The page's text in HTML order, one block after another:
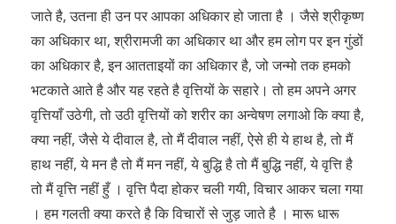
जाते है, उतना ही उन पर आपका अधिकार हो जाता है । जैसे श्रीकृष्ण
का अधिकार था, श्रीरामजी का अधिकार था और हम लोग पर इन गुंडों
का अधिकार है, इन आतताइयों का अधिकार है, जो जन्मो तक हमको
भटकाते आते है और यह रहते है वृत्तियों के सहारे। तो हम अपने अगर
वृत्तियाँ उठेगी, तो उठी वृत्तियों को शरीर का अन्वेषण लगाओ कि क्या है,
क्या नहीं, जैसे ये दीवाल है, तो मैं दीवाल नहीं, ऐसे ही ये हाथ है, तो मैं
हाथ नहीं, ये मन है तो मैं मन नहीं, ये बुद्धि है तो मैं बुद्धि नहीं, ये वृत्ति है
तो मैं वृत्ति नहीं हुँ । वृत्ति पैदा होकर चली गयी, विचार आकर चला गया
। हम गलती क्या करते है कि विचारों से जुड़ जाते है । मारू धारू